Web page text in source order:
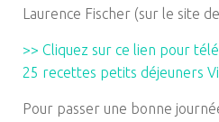
Laurence Fischer (sur le site
>> Cliquez sur ce lien pour
25 recettes petits déjeuners
Pour passer une bonne